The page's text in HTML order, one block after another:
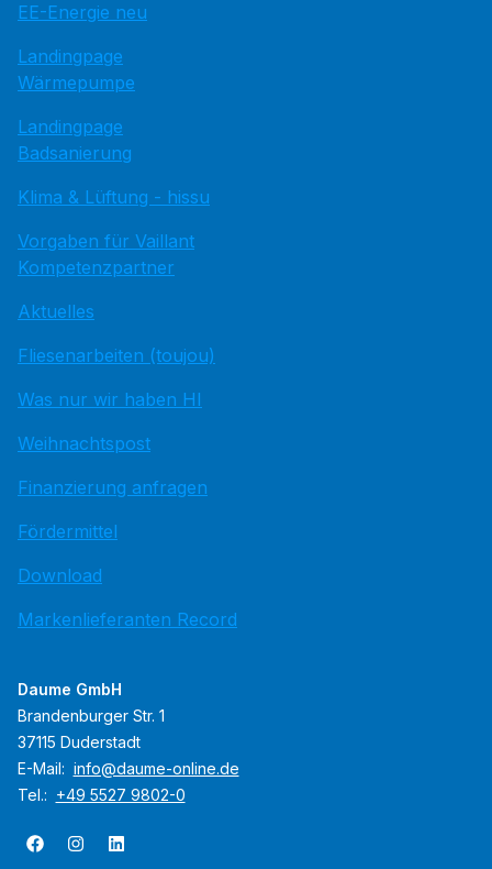
EE-Energie neu
Landingpage
Wärmepumpe
Landingpage
Badsanierung
Klima & Lüftung - hissu
Vorgaben für Vaillant
Kompetenzpartner
Aktuelles
Fliesenarbeiten (toujou)
Was nur wir haben HI
Weihnachtspost
Finanzierung anfragen
Fördermittel
Download
Markenlieferanten Record
Daume GmbH
Brandenburger Str. 1
37115 Duderstadt
E-Mail: info@daume-online.de
Tel.: +49 5527 9802-0